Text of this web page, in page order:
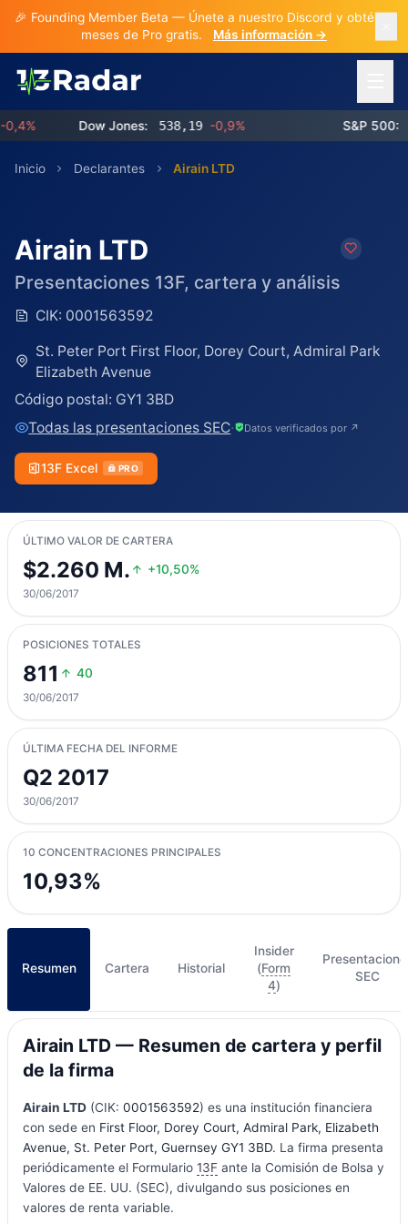
🎉 Founding Member Beta — Únete a nuestro Discord y obtén 3
meses de Pro gratis.
Más información →
Dow Jones: 538,19 -0,9% S&P 500:
Inicio Declarantes Airain LTD
Airain LTD
Presentaciones 13F, cartera y análisis
CIK: 0001563592
St. Peter Port First Floor, Dorey Court, Admiral Park
Elizabeth Avenue
Código postal: GY1 3BD
Todas las presentaciones SEC· Datos verificados por ↗
13F Excel PRO
ÚLTIMO VALOR DE CARTERA
$2.260 M. +10,50%
30/06/2017
POSICIONES TOTALES
811 40
30/06/2017
ÚLTIMA FECHA DEL INFORME
Q2 2017
30/06/2017
10 CONCENTRACIONES PRINCIPALES
10,93%
Resumen Cartera Historial
Insider
(Form
4)
SEC
Airain LTD — Resumen de cartera y perfil
de la firma
Airain LTD(CIK: 0001563592) es una institución financiera
con sede en First Floor, Dorey Court, Admiral Park, Elizabeth
Avenue, St. Peter Port, Guernsey GY1 3BD. La firma presenta
periódicamente el Formulario 13Fante la Comisión de Bolsa y
Valores de EE. UU. (SEC), divulgando sus posiciones en
valores de renta variable.